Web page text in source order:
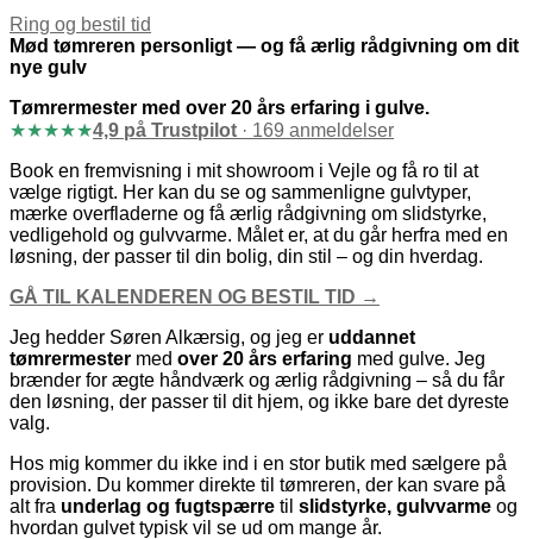
Ring og bestil tid
Mød tømreren personligt — og få ærlig rådgivning om dit
nye gulv
Tømrermester med over 20 års erfaring i gulve.
★★★★★4,9 på Trustpilot · 169 anmeldelser
Book en fremvisning i mit showroom i Vejle og få ro til at
vælge rigtigt. Her kan du se og sammenligne gulvtyper,
mærke overfladerne og få ærlig rådgivning om slidstyrke,
vedligehold og gulvvarme. Målet er, at du går herfra med en
løsning, der passer til din bolig, din stil – og din hverdag.
GÅ TIL KALENDEREN OG BESTIL TID →
Jeg hedder Søren Alkærsig, og jeg er uddannet
tømrermester med over 20 års erfaring med gulve. Jeg
brænder for ægte håndværk og ærlig rådgivning – så du får
den løsning, der passer til dit hjem, og ikke bare det dyreste
valg.
Hos mig kommer du ikke ind i en stor butik med sælgere på
provision. Du kommer direkte til tømreren, der kan svare på
alt fra underlag og fugtspærre til slidstyrke, gulvvarme og
hvordan gulvet typisk vil se ud om mange år.